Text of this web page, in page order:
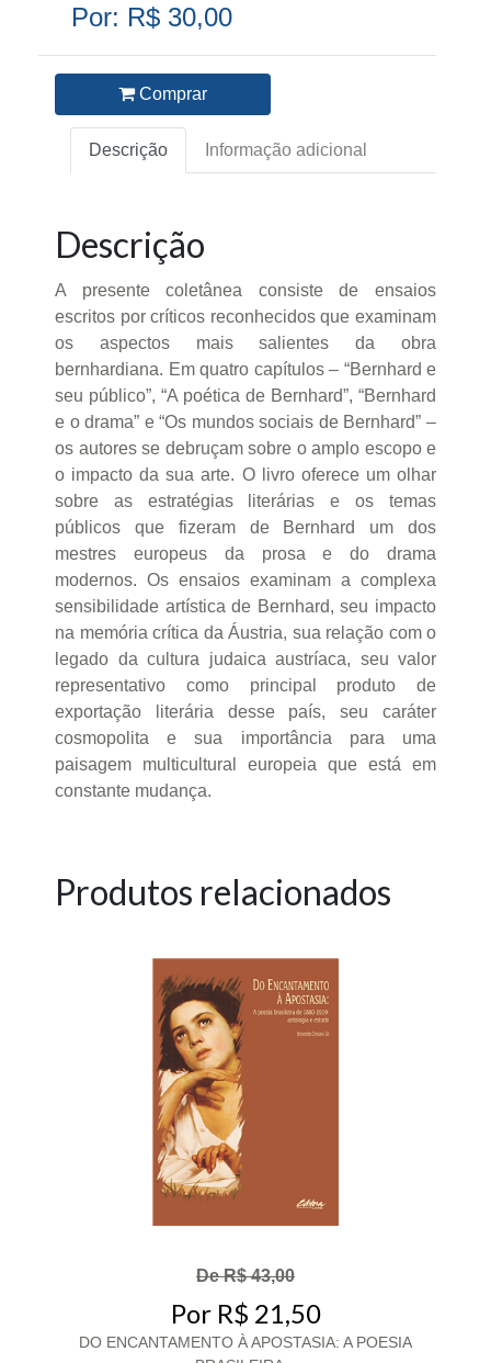
Por: R$ 30,00
Comprar
Descrição Informação adicional
Descrição
A presente coletânea consiste de ensaios
escritos por críticos reconhecidos que examinam
os aspectos mais salientes da obra
bernhardiana. Em quatro capítulos – “Bernhard e
seu público”, “A poética de Bernhard”, “Bernhard
e o drama” e “Os mundos sociais de Bernhard” –
os autores se debruçam sobre o amplo escopo e
o impacto da sua arte. O livro oferece um olhar
sobre as estratégias literárias e os temas
públicos que fizeram de Bernhard um dos
mestres europeus da prosa e do drama
modernos. Os ensaios examinam a complexa
sensibilidade artística de Bernhard, seu impacto
na memória crítica da Áustria, sua relação com o
legado da cultura judaica austríaca, seu valor
representativo como principal produto de
exportação literária desse país, seu caráter
cosmopolita e sua importância para uma
paisagem multicultural europeia que está em
constante mudança.
Produtos relacionados
De R$ 43,00
Por R$ 21,50
DO ENCANTAMENTO À APOSTASIA: A POESIA